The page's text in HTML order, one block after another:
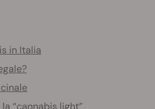
in Italia
“cannabis light”